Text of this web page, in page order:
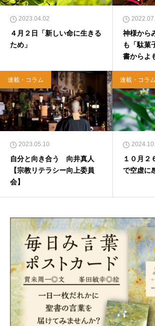
房）</a>２０２２年３月１
2023.04.02
４月２日「新しい命に生きる
ため」
神様から
も「駄菓
書からよ
連載・コラム
2023.05.10
自分と向き合う 向井真人
【宗教リテラシー向上委員
会】
連載・コラム
１０月２
で空虚に